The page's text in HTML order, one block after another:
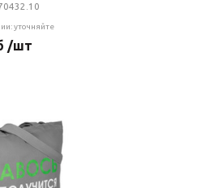
уточняйте
/шт